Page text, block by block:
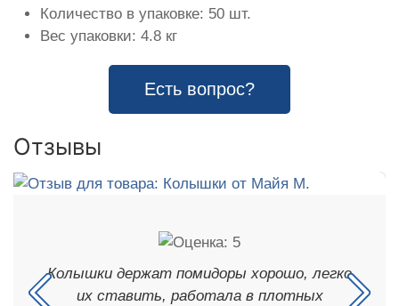
Количество в упаковке: 50 шт.
Вес упаковки: 4.8 кг
Есть вопрос?
Отзывы
Колышки держат помидоры хорошо, легко
их ставить, работала в плотных